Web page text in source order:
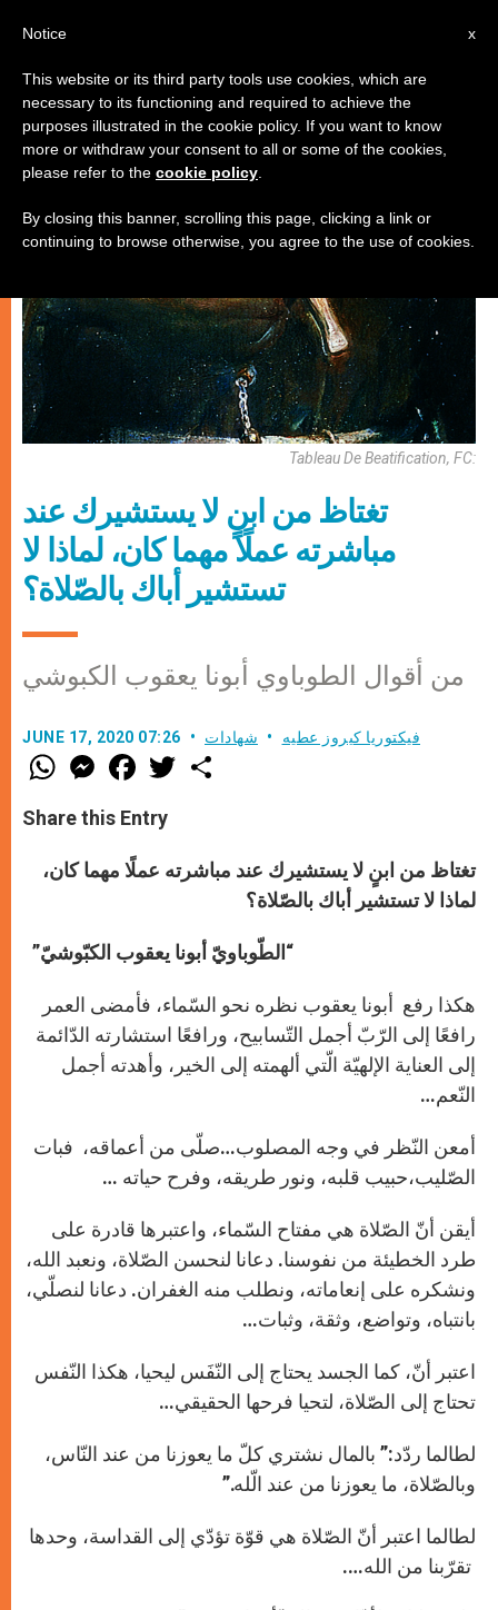
شهادات
Tableau De Beatification, FC:
تغتاظ من ابنٍ لا يستشيرك عند
مباشرته عملًا مهما كان، لماذا لا
تستشير أباك بالصّلاة؟
من أقوال الطوباوي أبونا يعقوب الكبوشي
JUNE 17, 2020 07:26 فيكتوريا كيروز عطيه شهادات
W
h
t
s
p
p
M
e
s
e
g
e
F
a
e
b
o
k
w
r
Share this Entry
تغتاظ من ابنٍ لا يستشيرك عند مباشرته عملًا مهما كان،
لماذا لا تستشير أباك بالصّلاة؟
“الطّوباويّ أبونا يعقوب الكبّوشيّ”
هكذا رفع أبونا يعقوب نظره نحو السّماء، فأمضى العمر
رافعًا إلى الرّبّ أجمل التّسابيح، ورافعًا استشارته الدّائمة
إلى العناية الإلهيّة الّتي ألهمته إلى الخير، وأهدته أجمل
النّعم…
أمعن النّظر في وجه المصلوب…صلّى من أعماقه، فبات
الصّليب،حبيب قلبه، ونور طريقه، وفرح حياته …
أيقن أنّ الصّلاة هي مفتاح السّماء، واعتبرها قادرة على
طرد الخطيئة من نفوسنا. دعانا لنحسن الصّلاة، ونعبد الله،
ونشكره على إنعاماته، ونطلب منه الغفران. دعانا لنصلّي،
بانتباه، وتواضع، وثقة، وثبات…
اعتبر أنّ، كما الجسد يحتاج إلى النّفَس ليحيا، هكذا النّفس
تحتاج إلى الصّلاة، لتحيا فرحها الحقيقي…
لطالما ردّد:” بالمال نشتري كلّ ما يعوزنا من عند النّاس،
وبالصّلاة، ما يعوزنا من عند الّله.”
لطالما اعتبر أنّ الصّلاة هي قوّة تؤدّي إلى القداسة، وحدها
تقرّبنا من الله….
x
Notice
This website or its third party tools use cookies, which are
necessary to its functioning and required to achieve the
purposes illustrated in the cookie policy. If you want to know
more or withdraw your consent to all or some of the cookies,
please refer to the cookie policy
By closing this banner, scrolling this page, clicking a link or
continuing to browse otherwise, you agree to the use of cookies.